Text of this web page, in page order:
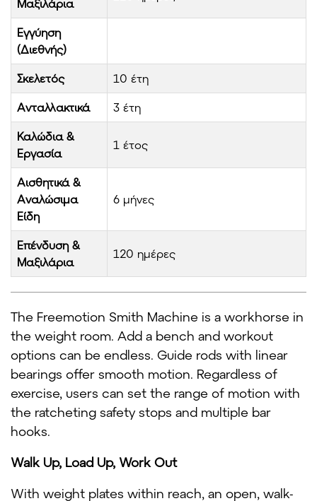
Μαξιλάρια
Εγγύηση
(Διεθνής)
Σκελετός 10 έτη
Ανταλλακτικά 3 έτη
Καλώδια &
Εργασία
1 έτος
Αισθητικά &
Αναλώσιμα
Είδη
6 μήνες
Επένδυση &
Μαξιλάρια
120 ημέρες
The Freemotion Smith Machine is a workhorse in
the weight room. Add a bench and workout
options can be endless. Guide rods with linear
bearings offer smooth motion. Regardless of
exercise, users can set the range of motion with
the ratcheting safety stops and multiple bar
hooks.
Walk Up, Load Up, Work Out
With weight plates within reach, an open, walk-